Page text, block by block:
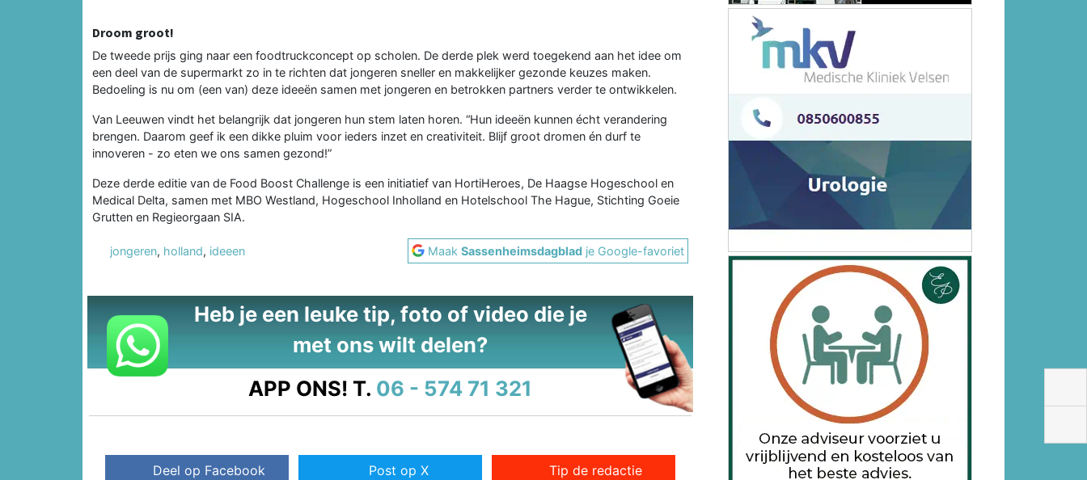
Droom groot!
De tweede prijs ging naar een foodtruckconcept op scholen. De derde plek werd toegekend aan het idee om
een deel van de supermarkt zo in te richten dat jongeren sneller en makkelijker gezonde keuzes maken.
Bedoeling is nu om (een van) deze ideeën samen met jongeren en betrokken partners verder te ontwikkelen.
Van Leeuwen vindt het belangrijk dat jongeren hun stem laten horen. “Hun ideeën kunnen écht verandering
brengen. Daarom geef ik een dikke pluim voor ieders inzet en creativiteit. Blijf groot dromen én durf te
innoveren - zo eten we ons samen gezond!”
Deze derde editie van de Food Boost Challenge is een initiatief van HortiHeroes, De Haagse Hogeschool en
Medical Delta, samen met MBO Westland, Hogeschool Inholland en Hotelschool The Hague, Stichting Goeie
Grutten en Regieorgaan SIA.
jongeren, holland, ideeen MaakSassenheimsdagblad je Google-favoriet
Heb je een leuke tip, foto of video die je
met ons wilt delen?
APP ONS! T. 06 - 574 71 321
Deel op Facebook Post op X Tip de redactie